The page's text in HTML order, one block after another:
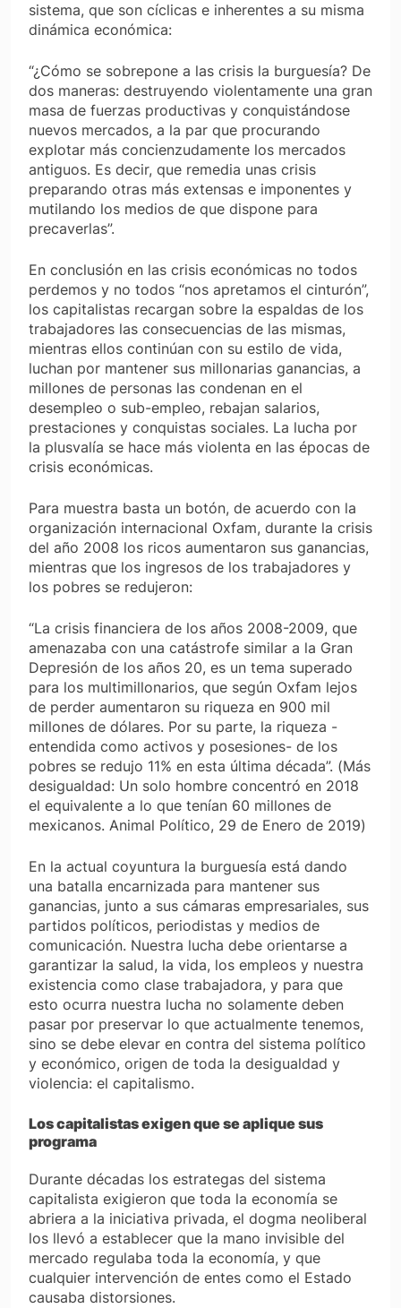
sistema, que son cíclicas e inherentes a su misma
dinámica económica:
“¿Cómo se sobrepone a las crisis la burguesía? De
dos maneras: destruyendo violentamente una gran
masa de fuerzas productivas y conquistándose
nuevos mercados, a la par que procurando
explotar más concienzudamente los mercados
antiguos. Es decir, que remedia unas crisis
preparando otras más extensas e imponentes y
mutilando los medios de que dispone para
precaverlas”.
En conclusión en las crisis económicas no todos
perdemos y no todos “nos apretamos el cinturón”,
los capitalistas recargan sobre la espaldas de los
trabajadores las consecuencias de las mismas,
mientras ellos continúan con su estilo de vida,
luchan por mantener sus millonarias ganancias, a
millones de personas las condenan en el
desempleo o sub-empleo, rebajan salarios,
prestaciones y conquistas sociales. La lucha por
la plusvalía se hace más violenta en las épocas de
crisis económicas.
Para muestra basta un botón, de acuerdo con la
organización internacional Oxfam, durante la crisis
del año 2008 los ricos aumentaron sus ganancias,
mientras que los ingresos de los trabajadores y
los pobres se redujeron:
“La crisis financiera de los años 2008-2009, que
amenazaba con una catástrofe similar a la Gran
Depresión de los años 20, es un tema superado
para los multimillonarios, que según Oxfam lejos
de perder aumentaron su riqueza en 900 mil
millones de dólares. Por su parte, la riqueza -
entendida como activos y posesiones- de los
pobres se redujo 11% en esta última década”. (Más
desigualdad: Un solo hombre concentró en 2018
el equivalente a lo que tenían 60 millones de
mexicanos. Animal Político, 29 de Enero de 2019)
En la actual coyuntura la burguesía está dando
una batalla encarnizada para mantener sus
ganancias, junto a sus cámaras empresariales, sus
partidos políticos, periodistas y medios de
comunicación. Nuestra lucha debe orientarse a
garantizar la salud, la vida, los empleos y nuestra
existencia como clase trabajadora, y para que
esto ocurra nuestra lucha no solamente deben
pasar por preservar lo que actualmente tenemos,
sino se debe elevar en contra del sistema político
y económico, origen de toda la desigualdad y
violencia: el capitalismo.
Los capitalistas exigen que se aplique sus
programa
Durante décadas los estrategas del sistema
capitalista exigieron que toda la economía se
abriera a la iniciativa privada, el dogma neoliberal
los llevó a establecer que la mano invisible del
mercado regulaba toda la economía, y que
cualquier intervención de entes como el Estado
causaba distorsiones.